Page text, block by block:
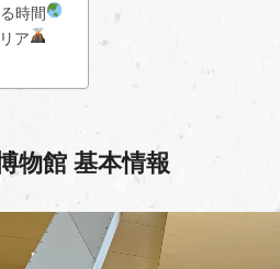
時間
ア
物館 基本情報